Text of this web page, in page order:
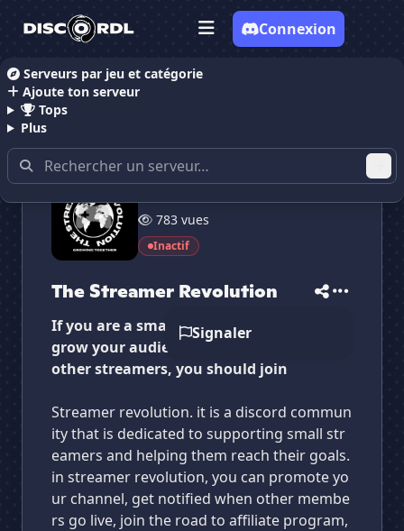
Serveurs par jeu et catégorie
Ajoute ton serveur
Tops
Plus
Connexion
Accueil Serveurs Discord Communauté
783 vues
Inactif
The Streamer Revolution
Signaler
If you are a small streamer who wants to
grow your audience and network with
other streamers, you should join
Streamer revolution. it is a discord commun
ity that is dedicated to supporting small str
eamers and helping them reach their goals.
in streamer revolution, you can promote yo
ur channel, get notified when other membe
rs go live, join the road to affiliate program,
Vote pourThe Streamer Revo...
The Streamer Re...
serveur ?
Supprimer
The Streamer Revo...